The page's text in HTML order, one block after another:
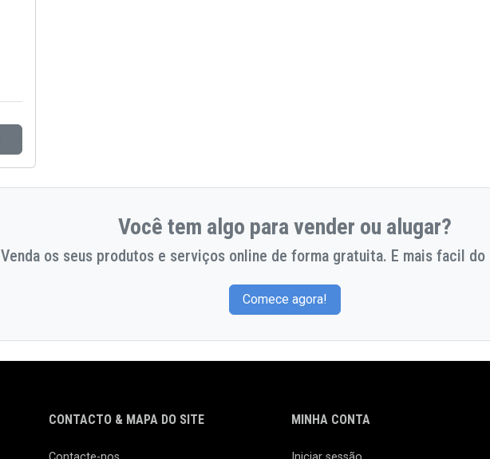
Você tem algo para vender ou alugar?
Venda os seus produtos e serviços online de forma gratuita. E mais facil do
Comece agora!
CONTACTO & MAPA DO SITE MINHA CONTA